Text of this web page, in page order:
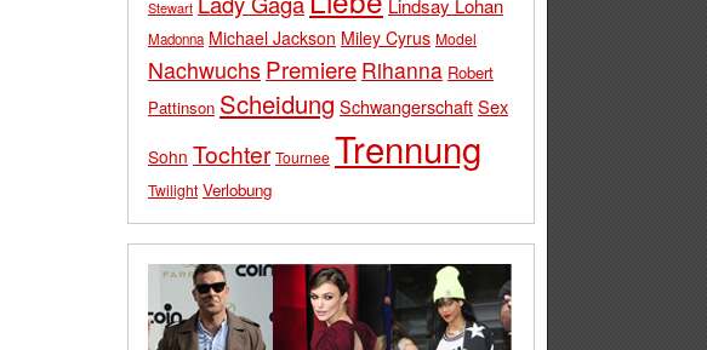
Stewart
Madonna Michael Jackson Miley Cyrus Model
Nachwuchs Premiere Rihanna Robert
Pattinson Scheidung SchwangerschaftSex
Sohn Tochter Tournee Trennung
Twilight Verlobung